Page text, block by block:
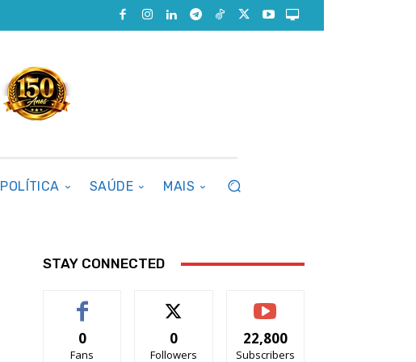
POLÍTICA SAÚDE MAIS
STAY CONNECTED
0
Fans
0
Followers
22,800
Subscribers